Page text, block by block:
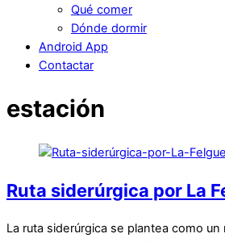
Qué comer
Dónde dormir
Android App
Contactar
estación
Ruta siderúrgica por La
La ruta siderúrgica se plantea como un